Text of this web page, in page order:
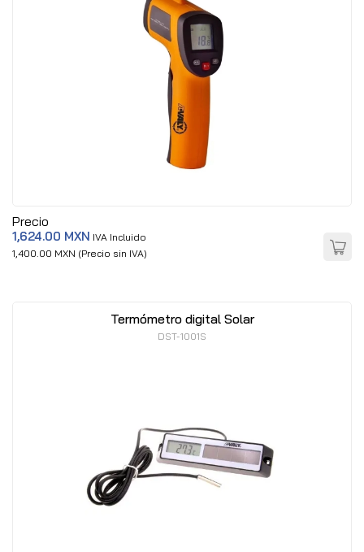
Precio
1,624.00 MXN IVA Incluido
1,400.00 MXN (Precio sin IVA)
Termómetro digital Solar
DST-1001S